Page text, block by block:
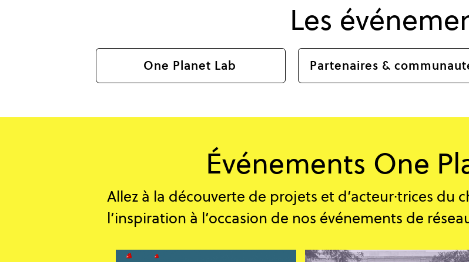
Les
One Planet Lab Partenaires &
Événements One
Allez à la découverte de projets et d’acteur·trices du
l’inspiration à l’occasion de nos événements de